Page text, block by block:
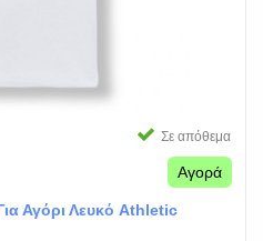
Σε απόθεμα
Αγορά
Αγόρι Λευκό Athletic